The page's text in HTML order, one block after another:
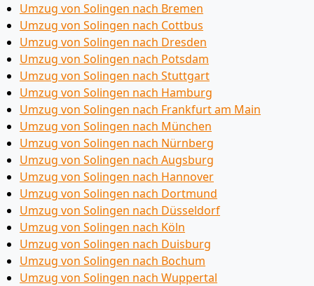
Umzug von Solingen nach Bremen
Umzug von Solingen nach Cottbus
Umzug von Solingen nach Dresden
Umzug von Solingen nach Potsdam
Umzug von Solingen nach Stuttgart
Umzug von Solingen nach Hamburg
Umzug von Solingen nach Frankfurt am Main
Umzug von Solingen nach München
Umzug von Solingen nach Nürnberg
Umzug von Solingen nach Augsburg
Umzug von Solingen nach Hannover
Umzug von Solingen nach Dortmund
Umzug von Solingen nach Düsseldorf
Umzug von Solingen nach Köln
Umzug von Solingen nach Duisburg
Umzug von Solingen nach Bochum
Umzug von Solingen nach Wuppertal